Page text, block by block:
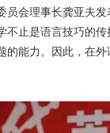
会理事长龚亚夫
不止是语言技巧的
的能力。因此，在